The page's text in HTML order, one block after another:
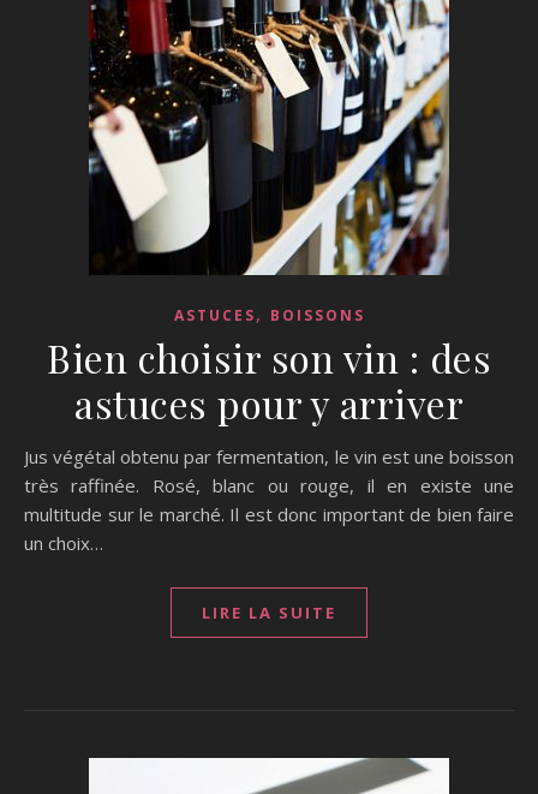
ASTUCES, BOISSONS
Bien choisir son vin : des
astuces pour y arriver
Jus végétal obtenu par fermentation, le vin est une boisson
très raffinée. Rosé, blanc ou rouge, il en existe une
multitude sur le marché. Il est donc important de bien faire
un choix…
LIRE LA SUITE